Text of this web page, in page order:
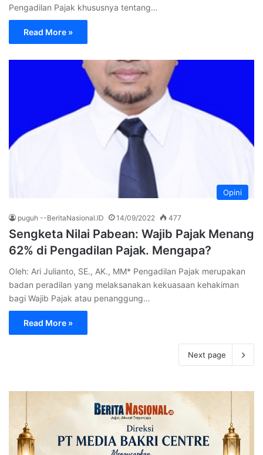
Pengadilan Pajak khususnya tentang…
Read More »
Opini
puguh --BeritaNasional.ID 14/09/2022 477
Sengketa Nilai Pabean: Wajib Pajak Menang
62% di Pengadilan Pajak. Mengapa?
Oleh: Ari Julianto, SE., AK., MM* Pengadilan Pajak merupakan
badan peradilan yang melaksanakan kekuasaan kehakiman
bagi Wajib Pajak atau penanggung…
Read More »
Next page